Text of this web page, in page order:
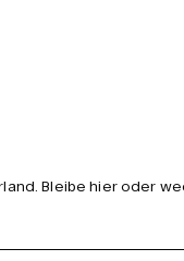
Bleibe hier oder